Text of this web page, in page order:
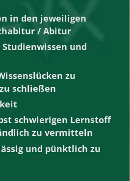
in den jeweiligen
/Abitur
und
zu
schließen
schwierigen Lernstoff
zu vermitteln
und pünktlich zu